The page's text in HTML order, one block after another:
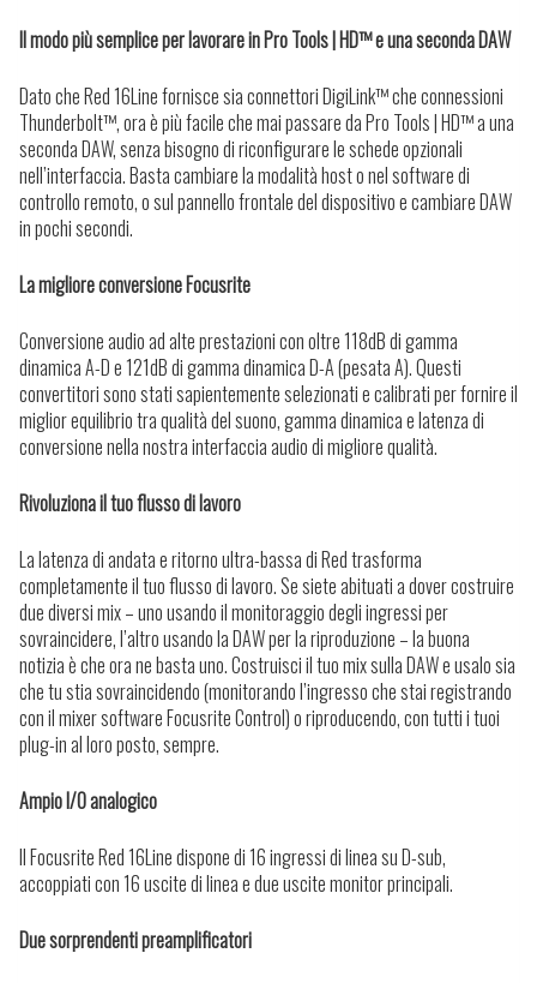
Il modo più semplice per lavorare in Pro Tools | HD™ e una seconda DAW
Dato che Red 16Line fornisce sia connettori DigiLink™ che connessioni
Thunderbolt™, ora è più facile che mai passare da Pro Tools | HD™ a una
seconda DAW, senza bisogno di riconfigurare le schede opzionali
nell’interfaccia. Basta cambiare la modalità host o nel software di
controllo remoto, o sul pannello frontale del dispositivo e cambiare DAW
in pochi secondi.
La migliore conversione Focusrite
Conversione audio ad alte prestazioni con oltre 118dB di gamma
dinamica A-D e 121dB di gamma dinamica D-A (pesata A). Questi
convertitori sono stati sapientemente selezionati e calibrati per fornire il
miglior equilibrio tra qualità del suono, gamma dinamica e latenza di
conversione nella nostra interfaccia audio di migliore qualità.
Rivoluziona il tuo flusso di lavoro
La latenza di andata e ritorno ultra-bassa di Red trasforma
completamente il tuo flusso di lavoro. Se siete abituati a dover costruire
due diversi mix – uno usando il monitoraggio degli ingressi per
sovraincidere, l’altro usando la DAW per la riproduzione – la buona
notizia è che ora ne basta uno. Costruisci il tuo mix sulla DAW e usalo sia
che tu stia sovraincidendo (monitorando l’ingresso che stai registrando
con il mixer software Focusrite Control) o riproducendo, con tutti i tuoi
plug-in al loro posto, sempre.
Ampio I/O analogico
Il Focusrite Red 16Line dispone di 16 ingressi di linea su D-sub,
accoppiati con 16 uscite di linea e due uscite monitor principali.
Due sorprendenti preamplificatori